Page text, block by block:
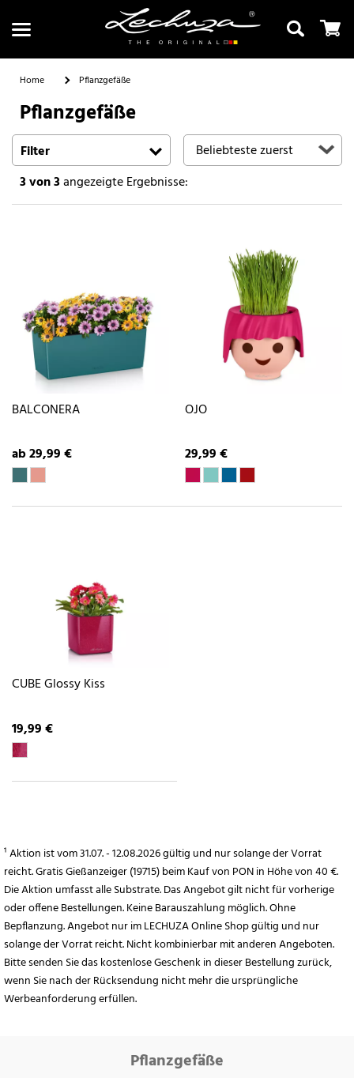
Suchen
Home Pflanzgefäße
Pflanzgefäße
Filter
3von 3angezeigte Ergebnisse:
BALCONERA
ab 29,99 €
OJO
29,99 €
CUBE Glossy Kiss
19,99 €
¹ Aktion ist vom 31.07. - 12.08.2026 gültig und nur solange der Vorrat
reicht. Gratis Gießanzeiger (19715) beim Kauf von PON in Höhe von 40 €.
Die Aktion umfasst alle Substrate. Das Angebot gilt nicht für vorherige
oder offene Bestellungen. Keine Barauszahlung möglich. Ohne
Bepflanzung. Angebot nur im LECHUZA Online Shop gültig und nur
solange der Vorrat reicht. Nicht kombinierbar mit anderen Angeboten.
Bitte senden Sie das kostenlose Geschenk in dieser Bestellung zurück,
wenn Sie nach der Rücksendung nicht mehr die ursprüngliche
Werbeanforderung erfüllen.
Pflanzgefäße